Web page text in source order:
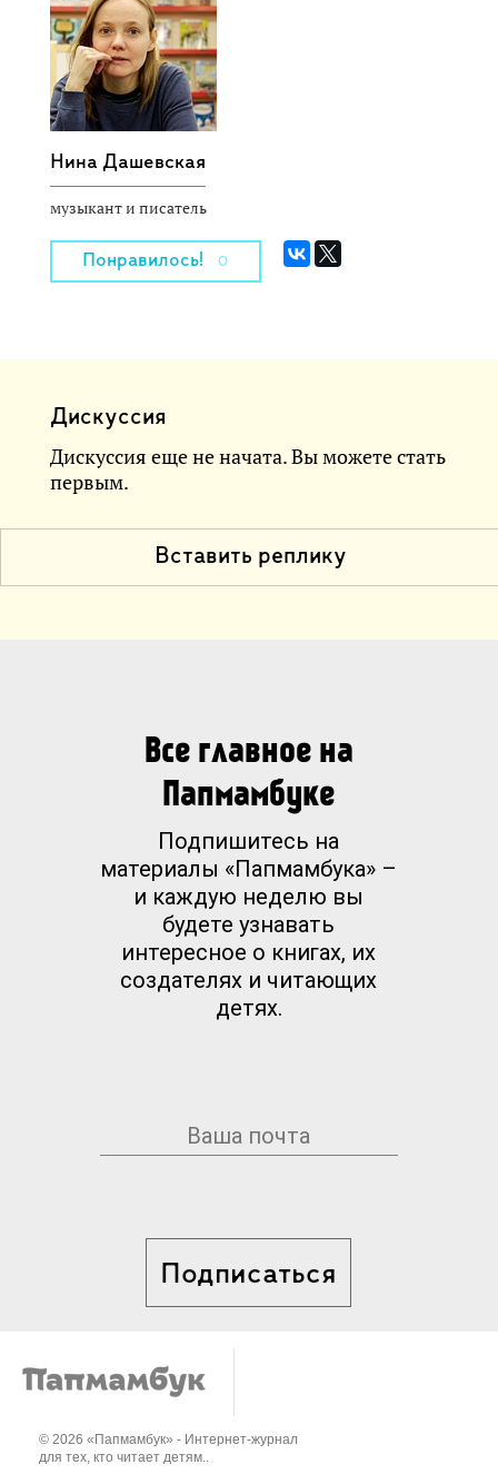
Нина Дашевская
музыкант и писатель
Понравилось! 0
Дискуссия
Дискуссия еще не начата. Вы можете стать
первым.
Вставить реплику
Все главное на
Папмамбуке
Подпишитесь на
материалы «Папмамбука» –
и каждую неделю вы
будете узнавать
интересное о книгах, их
создателях и читающих
детях.
Подписаться
© 2026 «Папмамбук» - Интернет-журнал
для тех, кто читает детям..